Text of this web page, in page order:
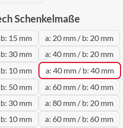
Schenkelmaßeauswählen
15 mm
a: 20 mm / b: 20 mm
30 mm
a: 40 mm / b: 20 mm
10 mm
a: 40 mm / b: 40 mm
50 mm
a: 60 mm / b: 40 mm
30 mm
a: 80 mm / b: 20 mm
10 mm
a: 60 mm / b: 60 mm